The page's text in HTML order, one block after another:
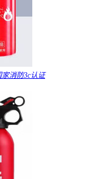
消防3c认证